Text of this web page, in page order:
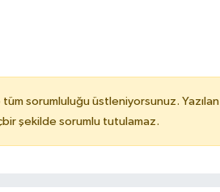
sorumluluğu üstleniyorsunuz. Yazılan
şekilde sorumlu tutulamaz.